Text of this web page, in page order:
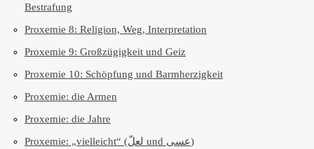
Bestrafung
Proxemie 8: Religion, Weg, Interpretation
Proxemie 9: Großzügigkeit und Geiz
Proxemie 10: Schöpfung und Barmherzigkeit
Proxemie: die Armen
Proxemie: die Jahre
Proxemie: „vielleicht“ (لعلّ und عسى)